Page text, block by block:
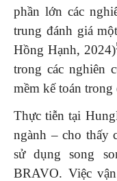
phần lớn các
trung đánh giá
Hồng Hạnh, 2024)
trong các nghiên
mềm kế toán
Thực tiễn tại
ngành – cho thấy
sử dụng song
BRAVO. Việc